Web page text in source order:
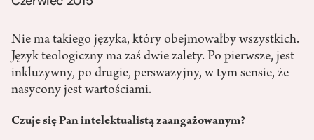
Nie ma takiego języka, który obejmowałby wszystkich.
Język teologiczny ma zaś dwie zalety. Po pierwsze, jest
inkluzywny, po drugie, perswazyjny, w tym sensie, że
nasycony jest wartościami.
Czuje się Pan intelektualistą zaangażowanym?